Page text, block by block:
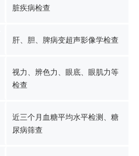
脏疾病检查
肝、胆、脾病变超声影像学检查
视力、辨色力、眼底、眼肌力等
检查
近三个月血糖平均水平检测、糖
尿病筛查